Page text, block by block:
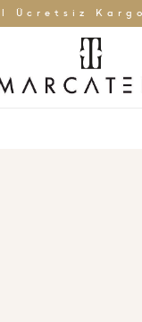
Ücretsiz